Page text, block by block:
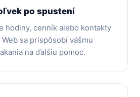
po spustení
hodiny, cenník alebo kontakty
sa prispôsobí vášmu
na ďalšiu pomoc.